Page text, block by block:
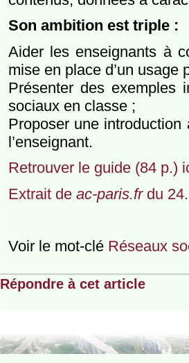
Son ambition est triple :
Aider les enseignants à
mise en place d’un usage
Présenter des exemples
sociaux en classe ;
Proposer une introduction
l’enseignant.
Retrouver le guide (84 p.)
Extrait de ac-paris.frdu
Voir le mot-clé Réseaux
Répondre à cet article